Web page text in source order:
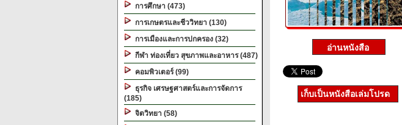
การศึกษา (473)
การเกษตรและชีววิทยา (130)
การเมืองและการปกครอง (32)
กีฬา ท่องเที่ยว สุขภาพและอาหาร (487)
คอมพิวเตอร์ (99)
ธุรกิจ เศรษฐศาสตร์และการจัดการ
(185)
จิตวิทยา (58)
เก็บเป็นหนังสือเล่มโปรด